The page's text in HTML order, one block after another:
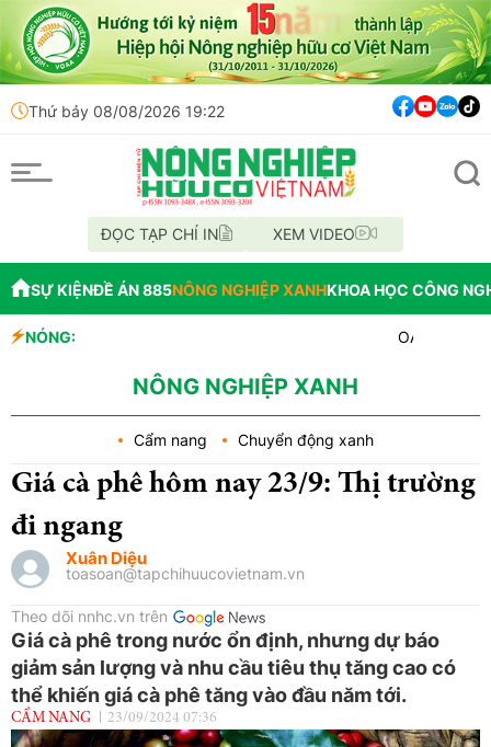
Thứ bảy 08/08/2026 19:22
ĐỌC TẠP CHÍ IN XEM VIDEO
SỰ KIỆNĐỀ ÁN 885NÔNG NGHIỆP XANHKHOA HỌC CÔNG
NÓNG:
OAU đưa nhà máy
Vĩnh Long phát hiện
NÔNG NGHIỆP XANH
Cẩm nang Chuyển động xanh
Giá cà phê hôm nay 23/9: Thị trường
đi ngang
Xuân Diệu
toasoan@tapchihuucovietnam.vn
Theo dõi nnhc.vn trên
Giá cà phê trong nước ổn định, nhưng dự báo
giảm sản lượng và nhu cầu tiêu thụ tăng cao có
thể khiến giá cà phê tăng vào đầu năm tới.
CẨM NANG 23/09/2024 07:36